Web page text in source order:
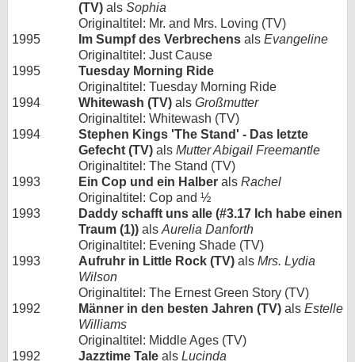
(TV) als Sophia
Originaltitel: Mr. and Mrs. Loving (TV)
1995
Im Sumpf des Verbrechens als Evangeline
Originaltitel: Just Cause
1995
Tuesday Morning Ride
Originaltitel: Tuesday Morning Ride
1994
Whitewash (TV) als Großmutter
Originaltitel: Whitewash (TV)
1994
Stephen Kings 'The Stand' - Das letzte
Gefecht (TV) als Mutter Abigail Freemantle
Originaltitel: The Stand (TV)
1993
Ein Cop und ein Halber als Rachel
Originaltitel: Cop and ½
1993
Daddy schafft uns alle (#3.17 Ich habe einen
Traum (1)) als Aurelia Danforth
Originaltitel: Evening Shade (TV)
1993
Aufruhr in Little Rock (TV) als Mrs. Lydia
Wilson
Originaltitel: The Ernest Green Story (TV)
1992
Männer in den besten Jahren (TV) als Estelle
Williams
Originaltitel: Middle Ages (TV)
1992
Jazztime Tale als Lucinda